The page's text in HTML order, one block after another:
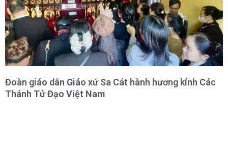
Đoàn giáo dân Giáo xứ Sa Cát hành hương kính Các
Thánh Tử Đạo Việt Nam